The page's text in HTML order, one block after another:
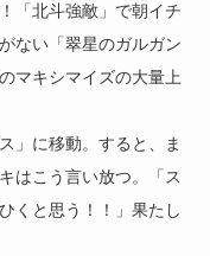
「北斗強敵」で朝イチ
ない「翠星のガルガン
マキシマイズの大量上
」に移動。すると、ま
はこう言い放つ。「ス
くと思う！！」果たし